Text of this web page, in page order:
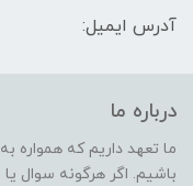
آدرس ایمیل:
درباره ما
ما تعهد داریم که همواره
باشیم. اگر هرگونه سوال